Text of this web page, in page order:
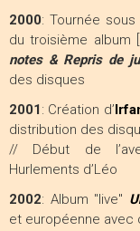
2000: Tournée
du troisième album
notes & Repris de
des disques
2001 : Création d’
distribution des
// Début de
Hurlements d’Léo
2002: Album "live"
et européenne avec